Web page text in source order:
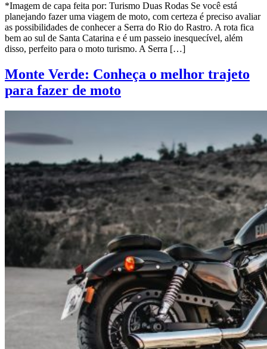
*Imagem de capa feita por: Turismo Duas Rodas Se você está
planejando fazer uma viagem de moto, com certeza é preciso avaliar
as possibilidades de conhecer a Serra do Rio do Rastro. A rota fica
bem ao sul de Santa Catarina e é um passeio inesquecível, além
disso, perfeito para o moto turismo. A Serra […]
Monte Verde: Conheça o melhor trajeto
para fazer de moto